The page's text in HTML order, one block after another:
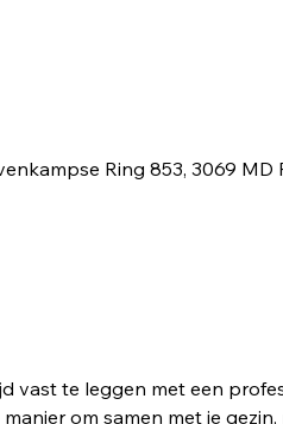
Ring 853, 3069
vast te leggen met een
om samen met je